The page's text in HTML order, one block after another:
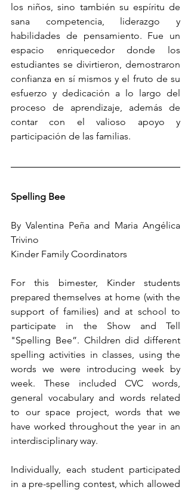
los niños, sino también su espíritu de
sana competencia, liderazgo y
habilidades de pensamiento. Fue un
espacio enriquecedor donde los
estudiantes se divirtieron, demostraron
confianza en sí mismos y el fruto de su
esfuerzo y dedicación a lo largo del
proceso de aprendizaje, además de
contar con el valioso apoyo y
participación de las familias.
Spelling Bee
By Valentina Peña and Maria Angélica
Trivino
Kinder Family Coordinators
For this bimester, Kinder students
prepared themselves at home (with the
support of families) and at school to
participate in the Show and Tell
"Spelling Bee”. Children did different
spelling activities in classes, using the
words we were introducing week by
week. These included CVC words,
general vocabulary and words related
to our space project, words that we
have worked throughout the year in an
interdisciplinary way.
Individually, each student participated
in a pre-spelling contest, which allowed